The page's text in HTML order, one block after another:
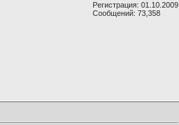
Регистрация: 01.10.2009
Сообщений: 73,358